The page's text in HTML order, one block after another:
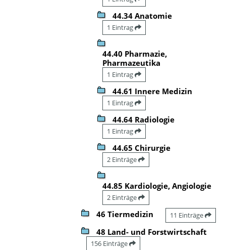
44.34 Anatomie
1 Eintrag
44.40 Pharmazie,
Pharmazeutika
1 Eintrag
44.61 Innere Medizin
1 Eintrag
44.64 Radiologie
1 Eintrag
44.65 Chirurgie
2 Einträge
44.85 Kardiologie, Angiologie
2 Einträge
46 Tiermedizin 11 Einträge
48 Land- und Forstwirtschaft
156 Einträge